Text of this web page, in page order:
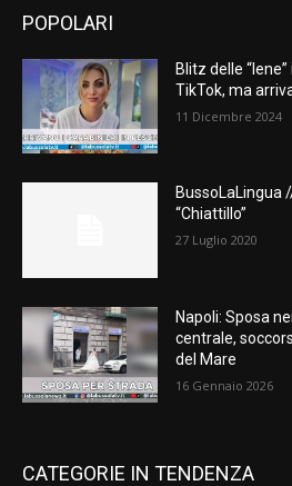
POPOLARI
Blitz delle
TikTok, ma
11 Dicembre 2024
BussoLaLingua
“Chiattillo”
27 Luglio 2020
Napoli: Sposa
centrale,
del Mare
16 Gennaio 2026
CATEGORIE IN TENDENZA